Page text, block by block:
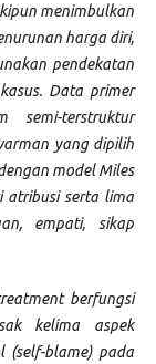
menimbulkan
harga diri,
pendekatan
Data primer
semi-terstruktur
yang dipilih
model Miles
atribusi serta lima
empati, sikap
berfungsi
kelima aspek
(self-blame) pada